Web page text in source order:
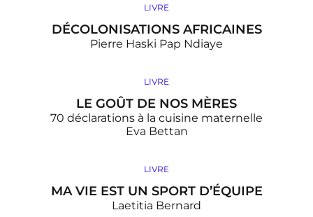
LIVRE
DÉCOLONISATIONS AFRICAINES
Pierre Haski Pap Ndiaye
LIVRE
LE GOÛT DE NOS MÈRES
70 déclarations à la cuisine maternelle
Eva Bettan
LIVRE
MA VIE EST UN SPORT D’ÉQUIPE
Laetitia Bernard